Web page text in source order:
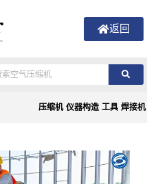
返回
压缩机 仪器构造 工具 焊接机